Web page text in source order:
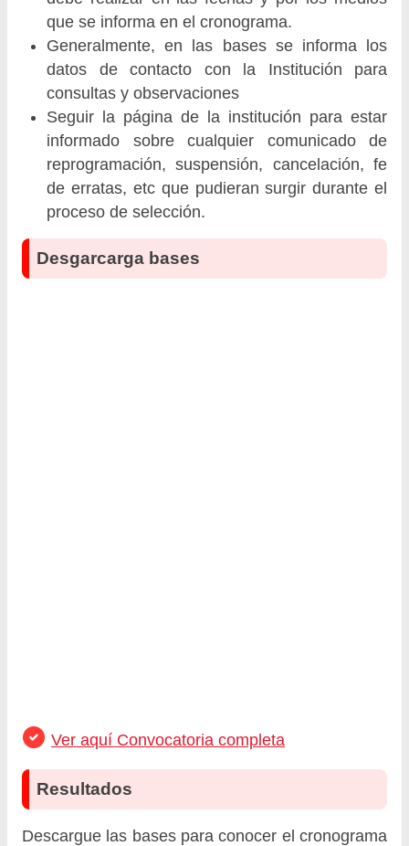
que se informa en el cronograma.
Generalmente, en las bases se informa los
datos de contacto con la Institución para
consultas y observaciones
Seguir la página de la institución para estar
informado sobre cualquier comunicado de
reprogramación, suspensión, cancelación, fe
de erratas, etc que pudieran surgir durante el
proceso de selección.
Desgarcarga bases
Ver aquí Convocatoria completa
Resultados
Descargue las bases para conocer el cronograma